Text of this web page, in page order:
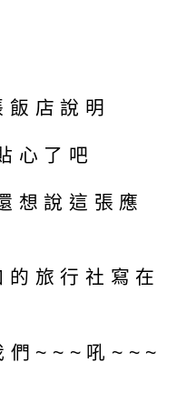
店說明
心了吧
想說這張應
旅行社寫在
們~~~吼~~~